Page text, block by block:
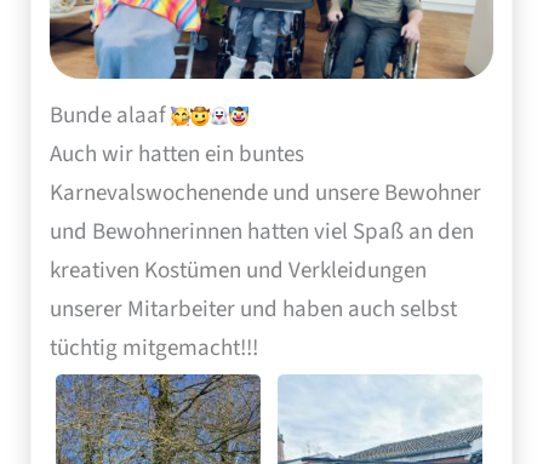
Bunde alaaf
Auch wir hatten ein buntes
Karnevalswochenende und unsere Bewohner
und Bewohnerinnen hatten viel Spaß an den
kreativen Kostümen und Verkleidungen
unserer Mitarbeiter und haben auch selbst
tüchtig mitgemacht!!!